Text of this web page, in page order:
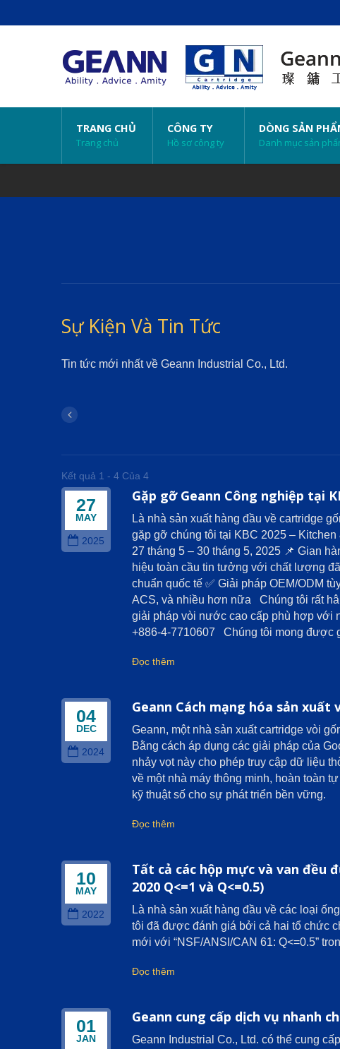
TRANG CHỦ
Trang chủ
CÔNG TY
Hồ sơ công ty
DÒNG SẢN
Danh mục sản
Sự Kiện Và Tin Tức
Tin tức mới nhất về Geann Industrial Co., Ltd.
Kết quả 1 - 4 Của 4
27
MAY
2025
Gặp gỡ Geann Công nghiệp tại
Là nhà sản xuất hàng đầu về cartridge
gặp gỡ chúng tôi tại KBC 2025 –
27 tháng 5 – 30 tháng 5, 2025 📌 Gian
hiệu toàn cầu tin tưởng với chất lượng
chuẩn quốc tế ✅ Giải pháp OEM/ODM
ACS, và nhiều hơn nữa Chúng tôi rất
giải pháp vòi nước cao cấp phù hợp với
+886-4-7710607 Chúng tôi mong được
Đọc thêm
04
DEC
2024
Geann Cách mạng hóa sản xuất
Geann, một nhà sản xuất cartridge vòi
Bằng cách áp dụng các giải pháp của
nhảy vọt này cho phép truy cập dữ liệu
về một nhà máy thông minh, hoàn toàn
kỹ thuật số cho sự phát triển bền vững.
Đọc thêm
10
MAY
2022
Tất cả các hộp mực và van đều
2020 Q<=1 và Q<=0.5)
Là nhà sản xuất hàng đầu về các loại
tôi đã được đánh giá bởi cả hai tổ chức
mới với “NSF/ANSI/CAN 61: Q<=0.5”
Đọc thêm
01
JAN
Geann cung cấp dịch vụ nhanh
Geann Industrial Co., Ltd. có thể cung